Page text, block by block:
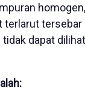
terlarut tersebar
dapat